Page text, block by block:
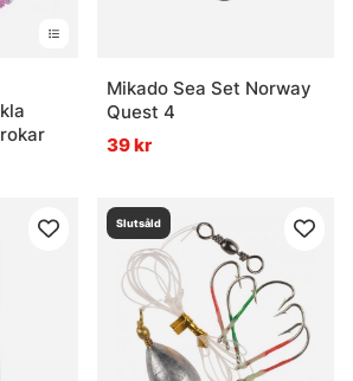
utav 5 stjärnorMikado Sea Set Norway
Quest 4
39 kr
Slutsåld